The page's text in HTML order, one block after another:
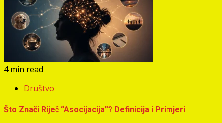
4 min read
Društvo
Što Znači Riječ “Asocijacija”? Definicija i Primjeri